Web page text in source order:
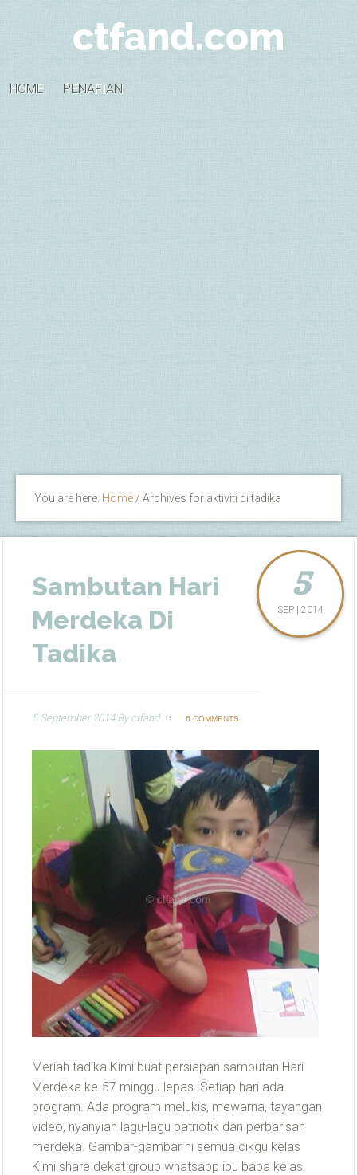
ctfand.com
HOME PENAFIAN
You are here: Home / Archives for aktiviti di tadika
Sambutan Hari
Merdeka Di
Tadika
5
SEP | 2014
5 September 2014Byctfand 6 COMMENTS
Meriah tadika Kimi buat persiapan sambutan Hari
Merdeka ke-57 minggu lepas. Setiap hari ada
program. Ada program melukis, mewarna, tayangan
video, nyanyian lagu-lagu patriotik dan perbarisan
merdeka. Gambar-gambar ni semua cikgu kelas
Kimi share dekat group whatsapp ibu bapa kelas.